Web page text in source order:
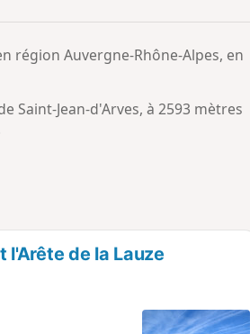
a
p
o
région Auvergne-Rhône-Alpes, en
Saint-Jean-d'Arves, à 2593 mètres
l'Arête de la Lauze